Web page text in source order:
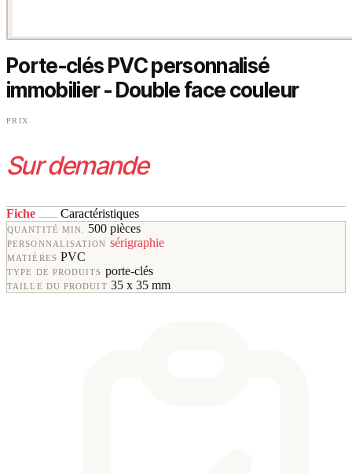
Porte-clés PVC personnalisé
immobilier - Double face couleur
PRIX
Sur demande
Fiche Caractéristiques
QUANTITÉ MIN. 500 pièces
PERSONNALISATION sérigraphie
MATIÈRES PVC
TYPE DE PRODUITS porte-clés
TAILLE DU PRODUIT 35 x 35 mm